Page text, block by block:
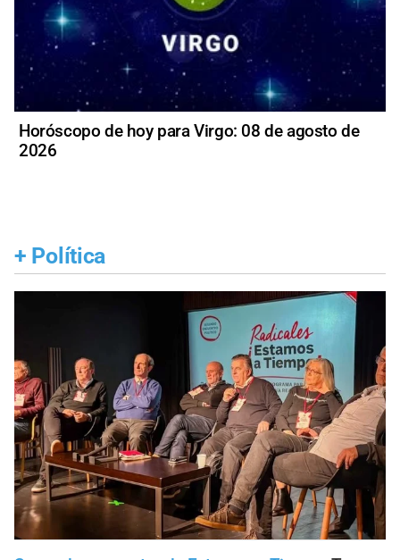
Horóscopo de hoy para Virgo: 08 de agosto de
2026
+ Política